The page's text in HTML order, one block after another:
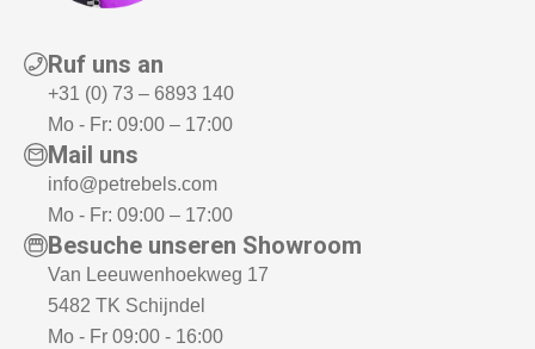
Ruf uns an
+31 (0) 73 – 6893 140
Mo - Fr: 09:00 – 17:00
Mail uns
info@petrebels.com
Mo - Fr: 09:00 – 17:00
Besuche unseren Showroom
Van Leeuwenhoekweg 17
5482 TK Schijndel
Mo - Fr 09:00 - 16:00